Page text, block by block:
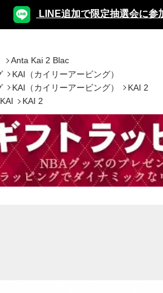
LINE追加で限定抽選会に参
Anta Kai 2 Blac
KAI（カイリーアービング）
KAI（カイリーアービング）
KAI 2
KAI KAI 2